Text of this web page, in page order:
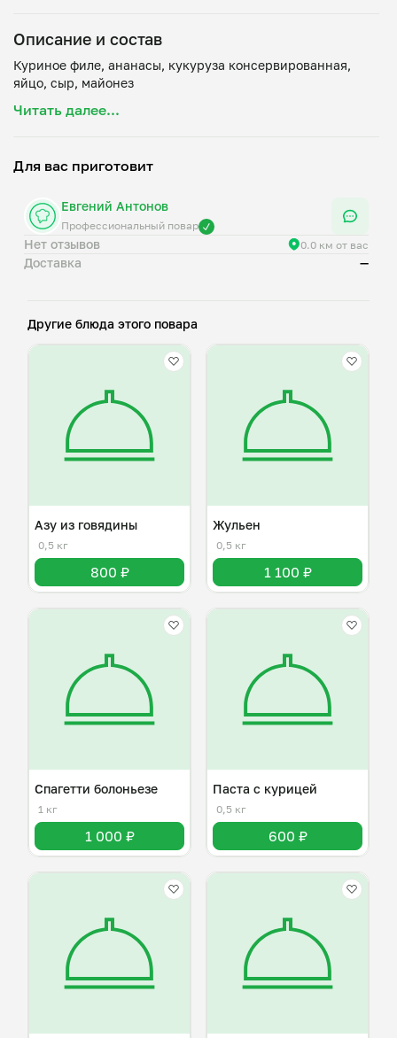
Описание и состав
Куриное филе, ананасы, кукуруза консервированная,
Читать далее...
Для вас приготовит
Евгений Антонов
Профессиональный повар
Нет отзывов 0.0 км от вас
Доставка —
Другие блюда этого повара
Азу из говядины
0,5 кг
800 ₽
Жульен
0,5 кг
1 100 ₽
Спагетти болоньезе
1 кг
1 000 ₽
Паста с курицей
0,5 кг
600 ₽